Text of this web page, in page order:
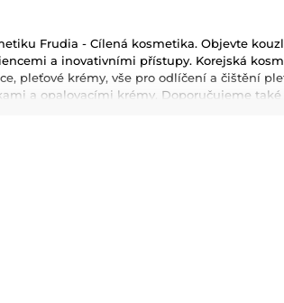
Frudia - Cílená kosmetika. Objevte
a inovativními přístupy. Korejská
pleťové krémy, vše pro odlíčení a čištění
a opalovacími krémy. Doporučujeme
patří šnečí extrakt, zelený čaj, aloe vera a